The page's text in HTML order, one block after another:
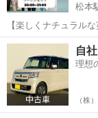
松本
【楽しくナチュラルな英語を
で学べるZOOMワークショップです。
けたい方におすすめです。 英語を学ぶ上で大切なのは
ピー...
長野 松本市
自
理想
（株